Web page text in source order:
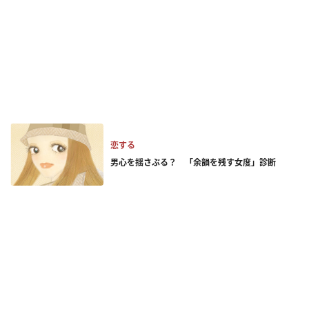
恋する
男心を揺さぶる？ 「余韻を残す女度」診断